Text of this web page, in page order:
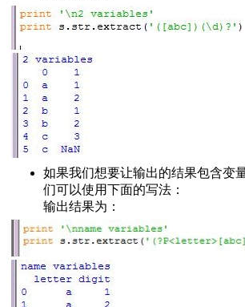
部分
部分
部分
部分
最佳实践
操作(multiindex)第二部分
如果我们想要让输出的结果包含变
们可以使用下面的写法：
输出结果为：